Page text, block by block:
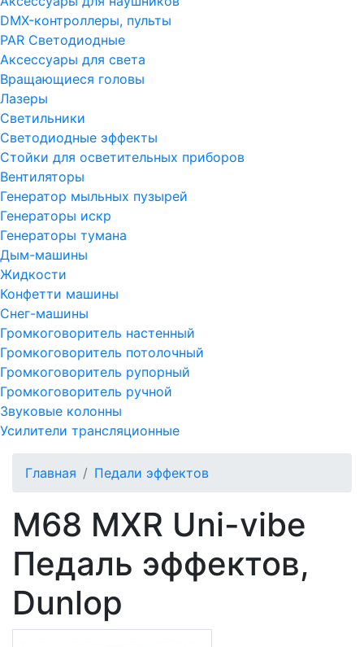
DMX-контроллеры, пульты
PAR Светодиодные
Аксессуары для света
Вращающиеся головы
Лазеры
Светильники
Светодиодные эффекты
Стойки для осветительных приборов
Вентиляторы
Генератор мыльных пузырей
Генераторы искр
Генераторы тумана
Дым-машины
Жидкости
Конфетти машины
Снег-машины
Громкоговоритель настенный
Громкоговоритель потолочный
Громкоговоритель рупорный
Громкоговоритель ручной
Звуковые колонны
Усилители трансляционные
Главная Педали эффектов
M68 MXR Uni-vibe
Педаль эффектов,
Dunlop